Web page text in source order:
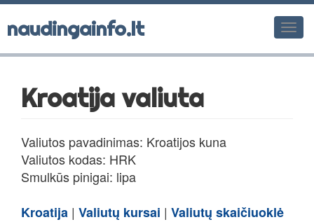
naudingainfo.lt
Kroatija valiuta
Valiutos pavadinimas: Kroatijos kuna
Valiutos kodas: HRK
Smulkūs pinigai: lipa
Kroatija | Valiutų kursai | Valiutų skaičiuoklė